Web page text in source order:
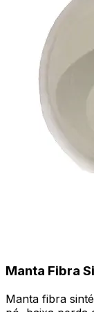
Manta Fibra
Manta fibra